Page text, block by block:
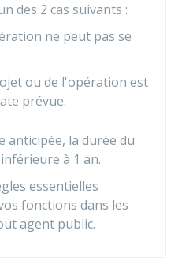
des 2 cas suivants :
ne peut pas se
ou de l'opération est
prévue.
anticipée, la durée du
à 1 an.
essentielles
fonctions dans les
agent public.